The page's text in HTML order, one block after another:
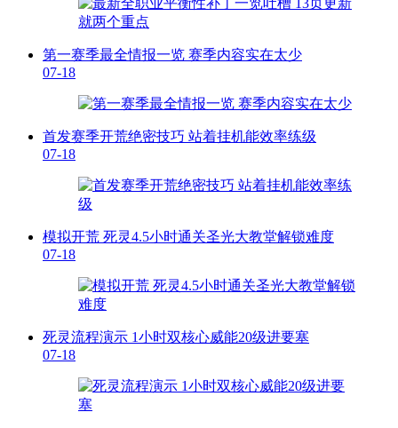
第一赛季最全情报一览 赛季内容实在太少
07-18
首发赛季开荒绝密技巧 站着挂机能效率练级
07-18
模拟开荒 死灵4.5小时通关圣光大教堂解锁难度
07-18
死灵流程演示 1小时双核心威能20级进要塞
07-18